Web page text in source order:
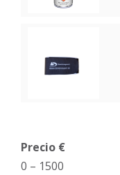
Precio €
0 – 1500